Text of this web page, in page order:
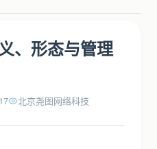
、形态与管理
北京尧图网络科技